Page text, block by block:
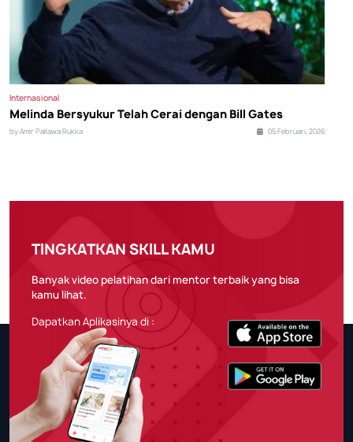
Internasional
Melinda Bersyukur Telah Cerai dengan Bill Gates
by Amir Pallawa Rukka 05 Februari, 2026
TINGKATKAN SKILL KAMU
Banyak video pelatihan dari mentor terbaik yang bisa
kamu lihat.
Dapatkan Aplikasinya di :